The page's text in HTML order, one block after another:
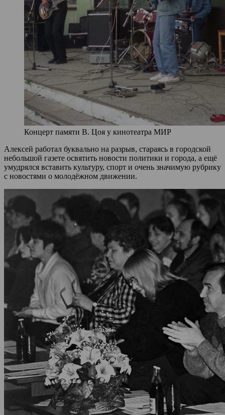
Концерт памяти В. Цоя у кинотеатра МИР
Алексей работал буквально на разрыв, стараясь в городской
небольшой газете освятить новости политики и города, а ещё
умудрялся вставить культуру, спорт и очень значимую рубрику
с новостями о молодёжном движении.